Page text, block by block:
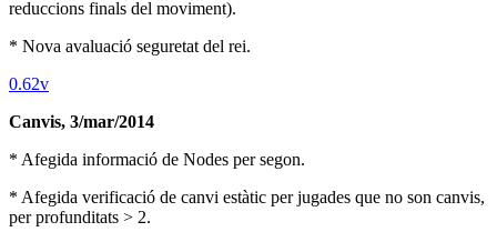
reduccions finals del moviment).
* Nova avaluació seguretat del rei.
0.62v
Canvis, 3/mar/2014
* Afegida informació de Nodes per segon.
* Afegida verificació de canvi estàtic per jugades que no son canvis,
per profunditats > 2.